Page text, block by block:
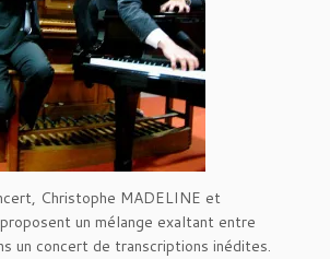
Christophe MADELINE et
un mélange exaltant entre
un concert de transcriptions inédites.